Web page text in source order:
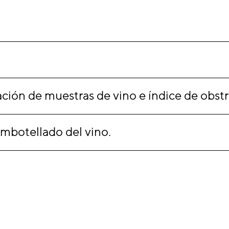
de muestras de vino e índice de
del vino.